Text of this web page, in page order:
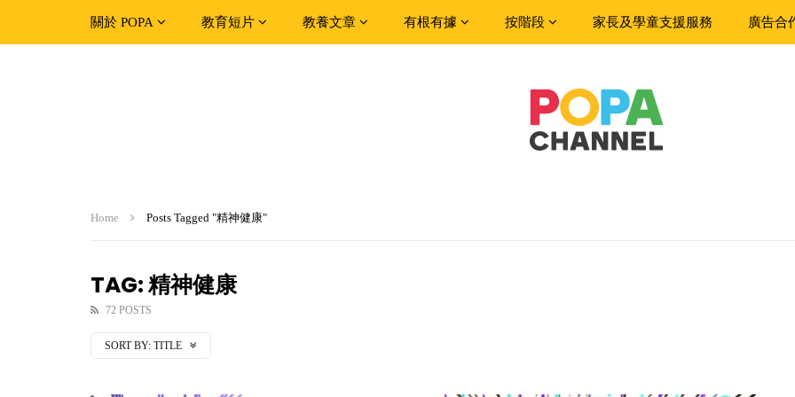
關於 POPA 教育短片 教養文章 有根有據 按階段 家長及學童支援服務 廣告合
Home Posts Tagged "精神健康"
TAG: 精神健康
72 POSTS
SORT BY: TITLE